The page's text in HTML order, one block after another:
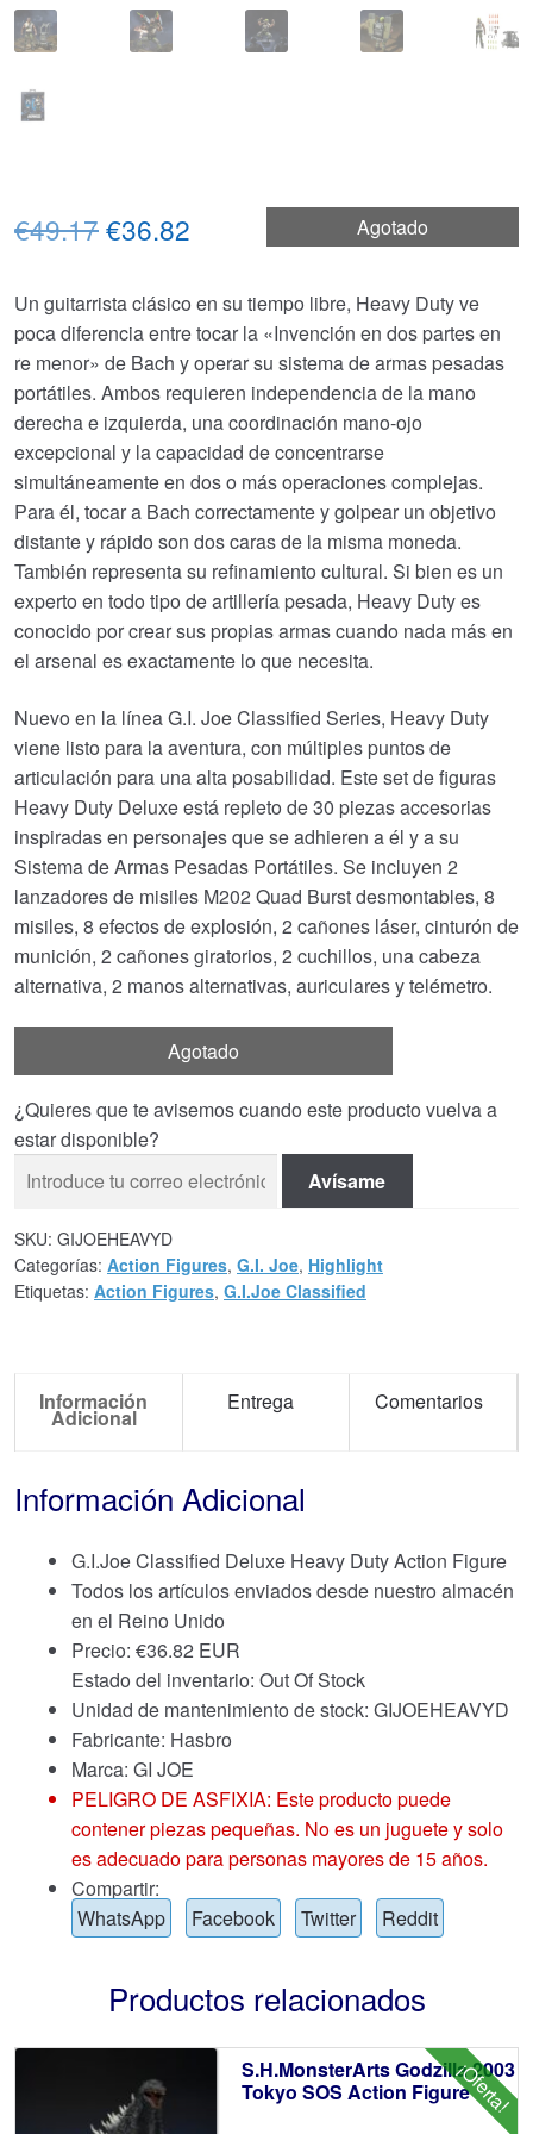
Agotado
€49.17El
original
era:
€49.17.
€36.82
actual
es:
€36.82.
Un guitarrista clásico en su tiempo libre, Heavy Duty ve
poca diferencia entre tocar la «Invención en dos partes en
re menor» de Bach y operar su sistema de armas pesadas
portátiles. Ambos requieren independencia de la mano
derecha e izquierda, una coordinación mano-ojo
excepcional y la capacidad de concentrarse
simultáneamente en dos o más operaciones complejas.
Para él, tocar a Bach correctamente y golpear un objetivo
distante y rápido son dos caras de la misma moneda.
También representa su refinamiento cultural. Si bien es un
experto en todo tipo de artillería pesada, Heavy Duty es
conocido por crear sus propias armas cuando nada más en
el arsenal es exactamente lo que necesita.
Nuevo en la línea G.I. Joe Classified Series, Heavy Duty
viene listo para la aventura, con múltiples puntos de
articulación para una alta posabilidad. Este set de figuras
Heavy Duty Deluxe está repleto de 30 piezas accesorias
inspiradas en personajes que se adhieren a él y a su
Sistema de Armas Pesadas Portátiles. Se incluyen 2
lanzadores de misiles M202 Quad Burst desmontables, 8
misiles, 8 efectos de explosión, 2 cañones láser, cinturón de
munición, 2 cañones giratorios, 2 cuchillos, una cabeza
alternativa, 2 manos alternativas, auriculares y telémetro.
Agotado
¿Quieres que te avisemos cuando este producto vuelva a
estar disponible?
Avísame
SKU: GIJOEHEAVYD
Categorías: Action Figures, G.I. Joe, Highlight
Etiquetas: Action Figures, G.I.Joe Classified
Información
Adicional
Entrega Comentarios
Información Adicional
G.I.Joe Classified Deluxe Heavy Duty Action Figure
Todos los artículos enviados desde nuestro almacén
en el Reino Unido
Precio: €36.82 EUR
Estado del inventario: Out Of Stock
Unidad de mantenimiento de stock: GIJOEHEAVYD
Fabricante: Hasbro
Marca: GI JOE
PELIGRO DE ASFIXIA: Este producto puede
contener piezas pequeñas. No es un juguete y solo
es adecuado para personas mayores de 15 años.
Compartir:
WhatsApp
Facebook Twitter Reddit
Productos relacionados
¡Oferta!
S.H.MonsterArts Godzilla 2003
Tokyo SOS Action Figure